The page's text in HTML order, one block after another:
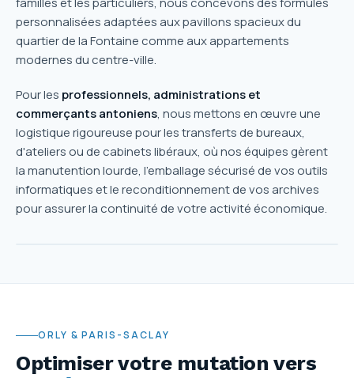
personnalisées adaptées aux pavillons spacieux du
quartier de la Fontaine comme aux appartements
modernes du centre-ville.
Pour les professionnels, administrations et
commerçants antoniens, nous mettons en œuvre une
logistique rigoureuse pour les transferts de bureaux,
d'ateliers ou de cabinets libéraux, où nos équipes gèrent
la manutention lourde, l'emballage sécurisé de vos outils
informatiques et le reconditionnement de vos archives
pour assurer la continuité de votre activité économique.
ORLY & PARIS-SACLAY
Optimiser votre mutation vers